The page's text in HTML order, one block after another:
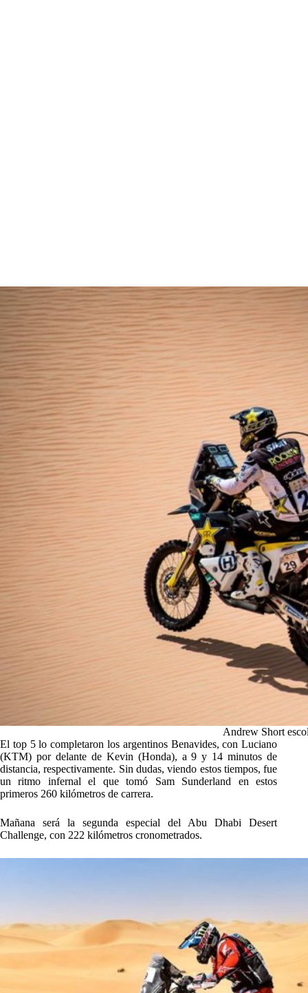
Andrew Short
El top 5 lo completaron los argentinos Benavides, con Luciano
(KTM) por delante de Kevin (Honda), a 9 y 14 minutos de
distancia, respectivamente. Sin dudas, viendo estos tiempos, fue
un ritmo infernal el que tomó Sam Sunderland en estos
primeros 260 kilómetros de carrera.
Mañana será la segunda especial del Abu Dhabi Desert
Challenge, con 222 kilómetros cronometrados.